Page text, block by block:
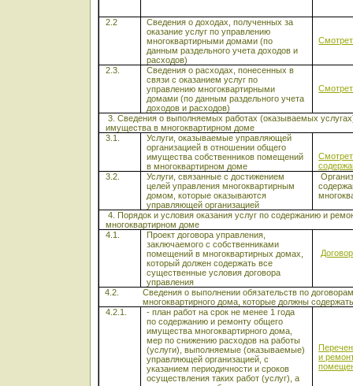
2.2
Сведения о доходах, полученных за
оказание услуг по управлению
многоквартирными домами (по
данным раздельного учета доходов и
расходов)
2.3.
Сведения о расходах, понесенных в
связи с оказанием услуг по
управлению многоквартирными
домами (по данным раздельного учета
доходов и расходов)
3. Сведения о выполняемых работах (оказываемых
имущества в многоквартирном доме
3.1.
Услуги, оказываемые управляющей
организацией в отношении общего
имущества собственников помещений
в многоквартирном доме
3.2.
Услуги, связанные с достижением
целей управления многоквартирным
домом, которые оказываются
управляющей организацией
4. Порядок и условия оказания услуг по содержанию и
многоквартирном доме
4.1.
Проект договора управления,
заключаемого с собственниками
помещений в многоквартирных домах,
который должен содержать все
существенные условия договора
управления
4.2.
Сведения о выполнении обязательств по
многоквартирного дома, которые должны содержать
4.2.1.
- план работ на срок не менее 1 года
по содержанию и ремонту общего
имущества многоквартирного дома,
мер по снижению расходов на работы
(услуги), выполняемые (оказываемые)
управляющей организацией, с
указанием периодичности и сроков
осуществления таких работ (услуг), а
и